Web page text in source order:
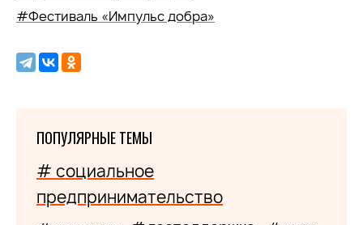
#Фестиваль «Импульс добра»
ПОПУЛЯРНЫЕ ТЕМЫ
# социальное
предпринимательство